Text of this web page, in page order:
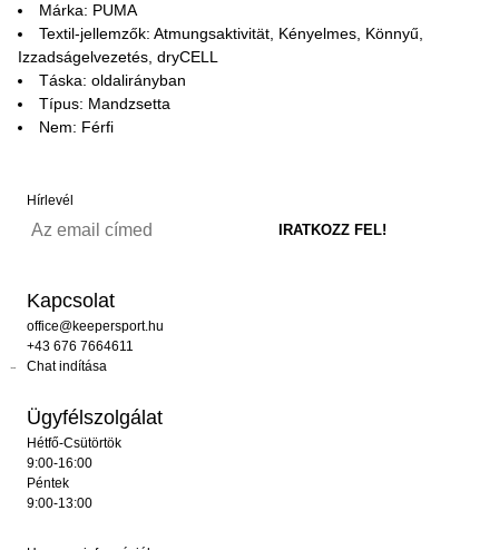
Márka: PUMA
Textil-jellemzők: Atmungsaktivität, Kényelmes, Könnyű,
Izzadságelvezetés, dryCELL
Táska: oldalirányban
Típus: Mandzsetta
Nem: Férfi
Hírlevél
Kapcsolat
office@keepersport.hu
+43 676 7664611
Chat indítása
Ügyfélszolgálat
Hétfő-Csütörtök
9:00-16:00
Péntek
9:00-13:00